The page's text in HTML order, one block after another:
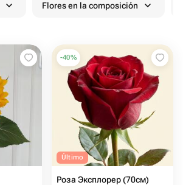
Flores en la composición
-40%
Último
Роза Эксплорер (70см)